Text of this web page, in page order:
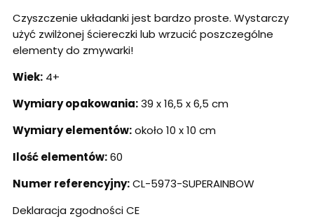
Czyszczenie układanki jest bardzo proste. Wystarczy
użyć zwilżonej ściereczki lub wrzucić poszczególne
elementy do zmywarki!
Wiek: 4+
Wymiary opakowania:39 x 16,5 x 6,5 cm
Wymiary elementów:około 10 x 10 cm
Ilość elementów:60
Numer referencyjny:CL-5973-SUPERAINBOW
Deklaracja zgodności CE